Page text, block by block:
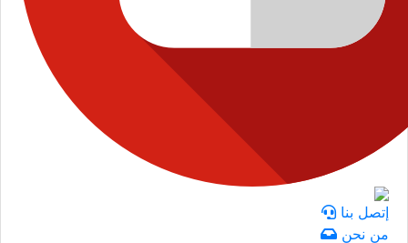
إتصل بنا
من نحن